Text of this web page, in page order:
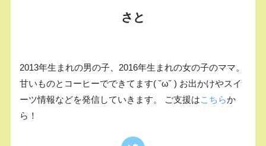
さと
2013年生まれの男の子、2016年生まれの女の子のママ。
甘いものとコーヒーでできてます( ˘ω˘ ) お出かけやスイ
ーツ情報などを発信していきます。 ご支援はこちらか
ら！